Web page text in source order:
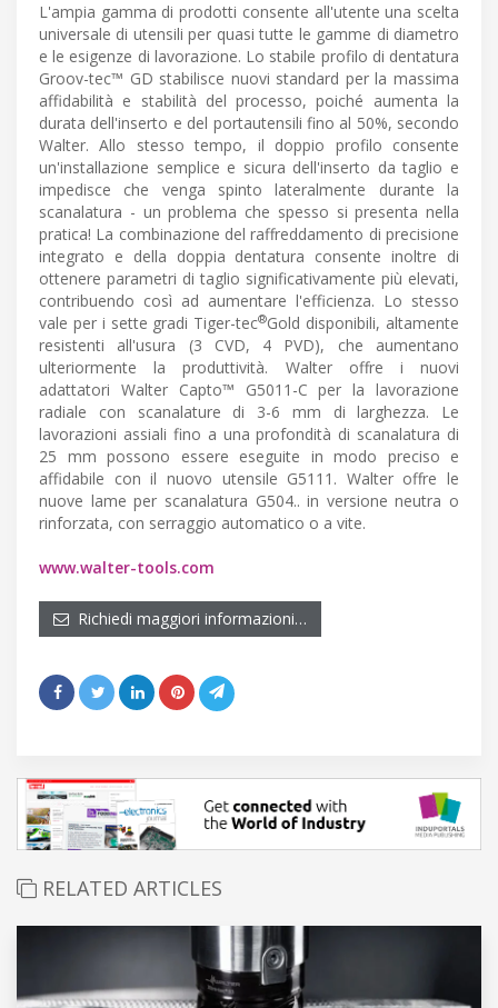
L'ampia gamma di prodotti consente all'utente una scelta
universale di utensili per quasi tutte le gamme di diametro
e le esigenze di lavorazione. Lo stabile profilo di dentatura
Groov-tec™ GD stabilisce nuovi standard per la massima
affidabilità e stabilità del processo, poiché aumenta la
durata dell'inserto e del portautensili fino al 50%, secondo
Walter. Allo stesso tempo, il doppio profilo consente
un'installazione semplice e sicura dell'inserto da taglio e
impedisce che venga spinto lateralmente durante la
scanalatura - un problema che spesso si presenta nella
pratica! La combinazione del raffreddamento di precisione
integrato e della doppia dentatura consente inoltre di
ottenere parametri di taglio significativamente più elevati,
contribuendo così ad aumentare l'efficienza. Lo stesso
vale per i sette gradi Tiger-tec®Gold disponibili, altamente
resistenti all'usura (3 CVD, 4 PVD), che aumentano
ulteriormente la produttività. Walter offre i nuovi
adattatori Walter Capto™ G5011-C per la lavorazione
radiale con scanalature di 3-6 mm di larghezza. Le
lavorazioni assiali fino a una profondità di scanalatura di
25 mm possono essere eseguite in modo preciso e
affidabile con il nuovo utensile G5111. Walter offre le
nuove lame per scanalatura G504.. in versione neutra o
rinforzata, con serraggio automatico o a vite.
www.walter-tools.com
Richiedi maggiori informazioni…
RELATED ARTICLES